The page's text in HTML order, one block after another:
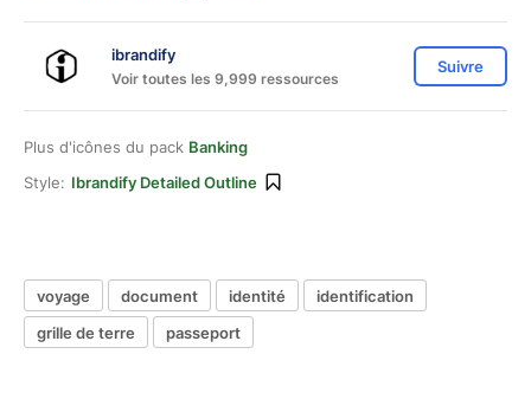
ibrandify
Voir toutes les 9,999 ressources
Suivre
Plus d'icônes du pack Banking
Style: Ibrandify Detailed Outline
voyage document identité
identification
grille de terre
passeport